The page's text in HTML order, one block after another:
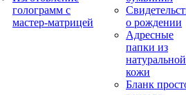
голограмм с
мастер-матрицей
о рождении
Адресные
папки из
натуральной
кожи
Бланк